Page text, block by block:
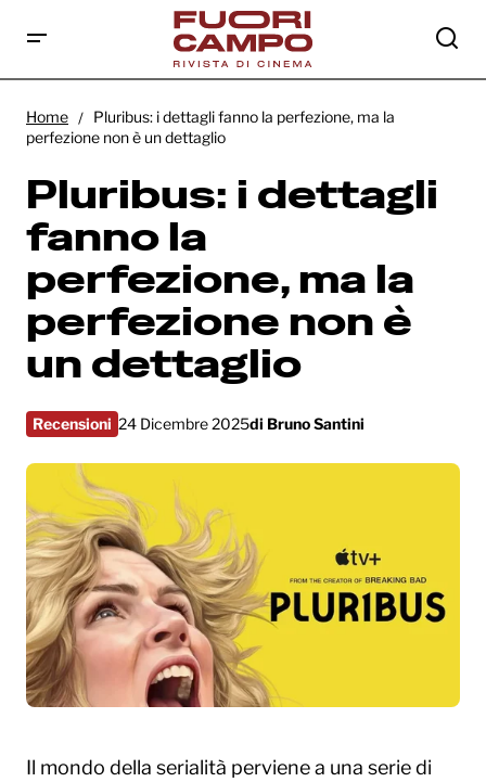
la perfezione non è un dettaglio
Home
Pluribus: i dettagli fanno la perfezione, ma la
perfezione non è un dettaglio
Pluribus: i dettagli
fanno la
perfezione, ma la
perfezione non è
un dettaglio
Recensioni 24 Dicembre 2025di Bruno Santini
Il mondo della serialità perviene a una serie di